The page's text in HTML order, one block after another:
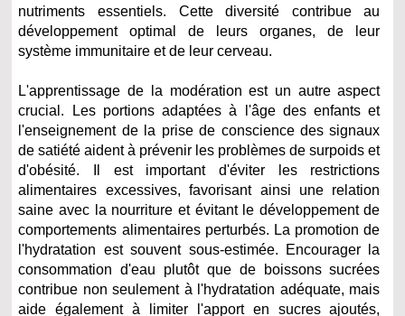
nutriments essentiels. Cette diversité contribue au
développement optimal de leurs organes, de leur
système immunitaire et de leur cerveau.
L'apprentissage de la modération est un autre aspect
crucial. Les portions adaptées à l'âge des enfants et
l'enseignement de la prise de conscience des signaux
de satiété aident à prévenir les problèmes de surpoids et
d'obésité. Il est important d'éviter les restrictions
alimentaires excessives, favorisant ainsi une relation
saine avec la nourriture et évitant le développement de
comportements alimentaires perturbés. La promotion de
l'hydratation est souvent sous-estimée. Encourager la
consommation d'eau plutôt que de boissons sucrées
contribue non seulement à l'hydratation adéquate, mais
aide également à limiter l'apport en sucres ajoutés,